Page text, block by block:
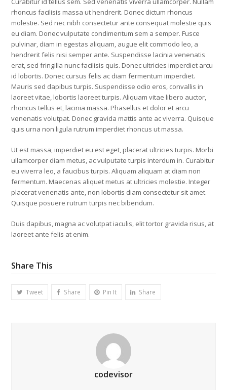
rhoncus facilisis massa ut hendrerit. Donec dictum rhoncus
molestie. Sed nec nibh consectetur ante consequat molestie quis
eu diam. Donec vulputate condimentum sem a semper. Fusce
pulvinar, diam in egestas aliquam, augue elit commodo leo, a
hendrerit felis nisi semper ante. Suspendisse lacinia venenatis
erat, sed fringilla nunc facilisis quis. Donec ultricies imperdiet arcu
id lobortis. Donec cursus felis ac diam fermentum imperdiet.
Mauris sed dapibus turpis. Suspendisse odio eros, convallis in
laoreet vitae, lobortis laoreet turpis. Aliquam vitae libero auctor,
rhoncus tellus et, lacinia massa. Phasellus et dolor et arcu
venenatis volutpat. Donec gravida mattis ante ac viverra. Quisque
quis urna non ligula rutrum imperdiet rhoncus ut massa.
Ut est massa, imperdiet eu est eget, placerat ultricies turpis. Morbi
ullamcorper diam metus, ac vulputate turpis interdum in. Curabitur
eu viverra leo, a faucibus turpis. Aliquam aliquam at diam non
fermentum. Maecenas aliquet metus at ultricies molestie. Integer
placerat venenatis ante, non lobortis diam consectetur sit amet.
Quisque posuere rutrum turpis nec bibendum.
Duis dapibus, magna ac volutpat iaculis, elit tortor gravida risus, at
laoreet ante felis at enim.
Share This
Tweet Share Pin It Share
codevisor